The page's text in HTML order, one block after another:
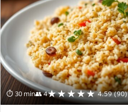
⏱ 30 min👥 4★★★★★ 4.59 (90)